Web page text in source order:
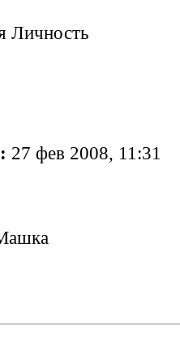
Личность
27 фев 2008, 11:31